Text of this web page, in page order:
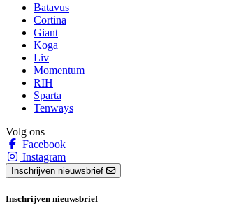
Batavus
Cortina
Giant
Koga
Liv
Momentum
RIH
Sparta
Tenways
Volg ons
Facebook
Instagram
Inschrijven nieuwsbrief
Inschrijven nieuwsbrief